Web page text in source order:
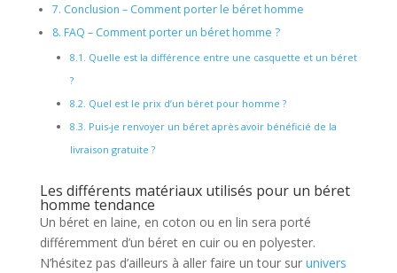
7. Conclusion – Comment porter le béret homme
8. FAQ – Comment porter un béret homme ?
8.1. Quelle est la différence entre une casquette et un béret
?
8.2. Quel est le prix d’un béret pour homme ?
8.3. Puis-je renvoyer un béret après avoir bénéficié de la
livraison gratuite ?
Les différents matériaux utilisés pour un béret
homme tendance
Un béret en laine, en coton ou en lin sera porté
différemment d’un béret en cuir ou en polyester.
N’hésitez pas d’ailleurs à aller faire un tour sur univers